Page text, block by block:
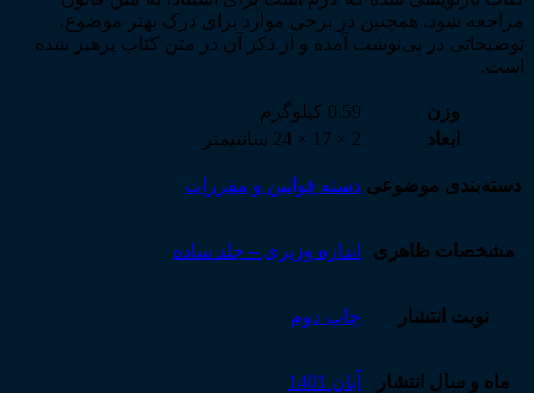
مراجعه شود. همچنین در برخی موارد برای درک بهتر موضوع،
توضیحاتی در پی‌­نوشت آمده و از ذکر آن در متن کتاب پرهیز شده
است.
وزن
0.59 کیلوگرم
ابعاد
2 × 17 × 24 سانتیمتر
دسته‌بندی موضوعی دسته قوانین و مقررات
مشخصات ظاهری اندازه وزیری – جلد ساده
نوبت انتشار چاپ دوم
ماه و سال انتشار آبان 1401